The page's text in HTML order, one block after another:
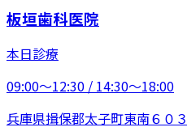
板垣歯科医院
本日診療
09:00〜12:30 / 14:30〜18:00
兵庫県揖保郡太子町東南６０